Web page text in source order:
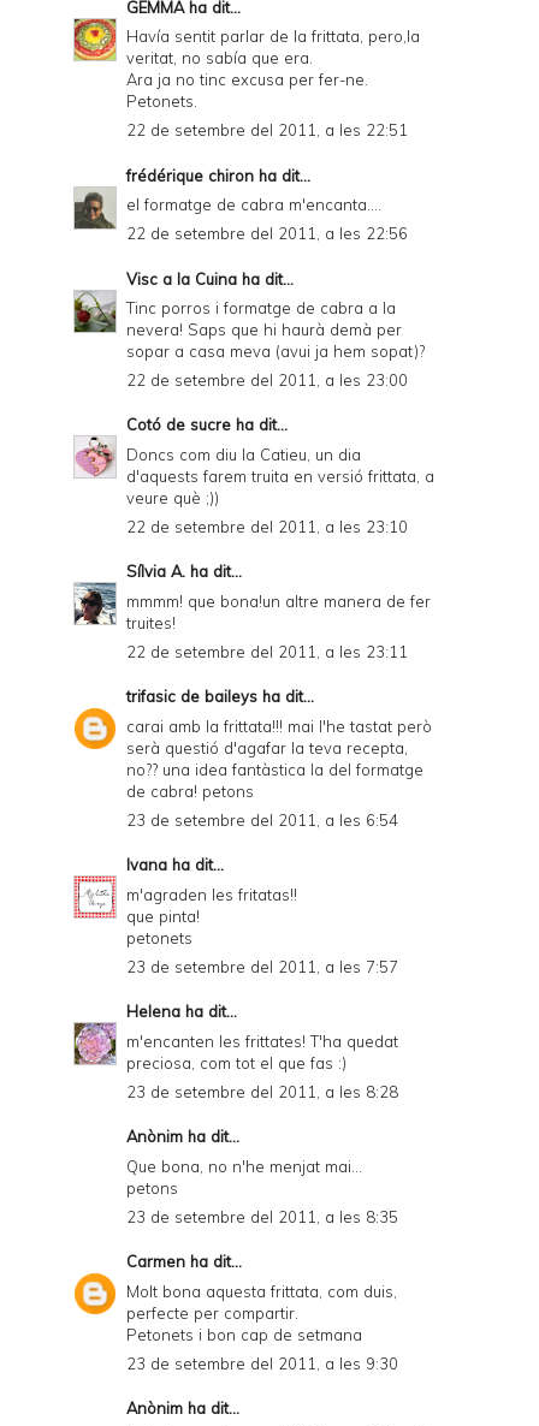
GEMMAha dit...
Havía sentit parlar de la frittata, pero,la
veritat, no sabía que era.
Ara ja no tinc excusa per fer-ne.
Petonets.
22 de setembre del 2011, a les 22:51
frédérique chiron ha dit...
el formatge de cabra m'encanta....
22 de setembre del 2011, a les 22:56
Visc a la Cuina ha dit...
Tinc porros i formatge de cabra a la
nevera! Saps que hi haurà demà per
sopar a casa meva (avui ja hem sopat)?
22 de setembre del 2011, a les 23:00
Cotó de sucre ha dit...
Doncs com diu la Catieu, un dia
d'aquests farem truita en versió frittata, a
veure què ;))
22 de setembre del 2011, a les 23:10
Sílvia A. ha dit...
mmmm! que bona!un altre manera de fer
truites!
22 de setembre del 2011, a les 23:11
trifasic de baileys ha dit...
carai amb la frittata!!! mai l'he tastat però
serà questió d'agafar la teva recepta,
no?? una idea fantàstica la del formatge
de cabra! petons
23 de setembre del 2011, a les 6:54
Ivana ha dit...
m'agraden les fritatas!!
que pinta!
petonets
23 de setembre del 2011, a les 7:57
Helena ha dit...
m'encanten les frittates! T'ha quedat
preciosa, com tot el que fas :)
23 de setembre del 2011, a les 8:28
Anònim ha dit...
Que bona, no n'he menjat mai...
petons
23 de setembre del 2011, a les 8:35
Carmen ha dit...
Molt bona aquesta frittata, com duis,
perfecte per compartir.
Petonets i bon cap de setmana
23 de setembre del 2011, a les 9:30
Anònim ha dit...